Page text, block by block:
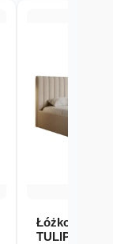
Łóżko
TULIP